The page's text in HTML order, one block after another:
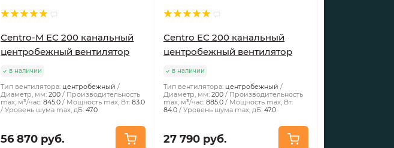
Centro-M EC 200 канальный
центробежный вентилятор
в наличии
Тип вентилятора: центробежный
Диаметр, мм: 200
Производительность
max, м³/час: 845.0 Мощность max, Вт: 83.0
Уровень шума max, дБ: 47.0
56 870 руб.
Centro EC 200 канальный
центробежный вентилятор
в наличии
Тип вентилятора: центробежный
Диаметр, мм: 200
Производительность
max, м³/час: 885.0
Мощность max, Вт:
84.0
Уровень шума max, дБ: 47.0
27 790 руб.